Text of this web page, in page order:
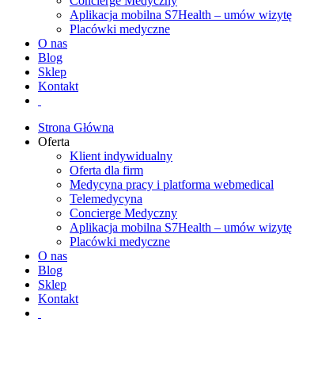
Aplikacja mobilna S7Health – umów wizytę
Placówki medyczne
O nas
Blog
Sklep
Kontakt
Strona Główna
Oferta
Klient indywidualny
Oferta dla firm
Medycyna pracy i platforma webmedical
Telemedycyna
Concierge Medyczny
Aplikacja mobilna S7Health – umów wizytę
Placówki medyczne
O nas
Blog
Sklep
Kontakt